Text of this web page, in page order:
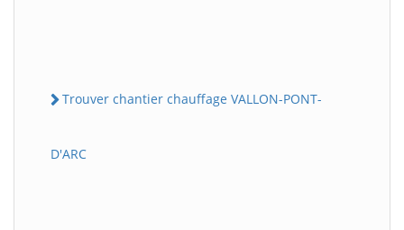
Trouver chantier chauffage VALLON-PONT-
D'ARC